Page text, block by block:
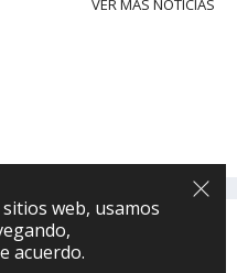
VER MÁS NOTICIAS
web, usamos
acuerdo.